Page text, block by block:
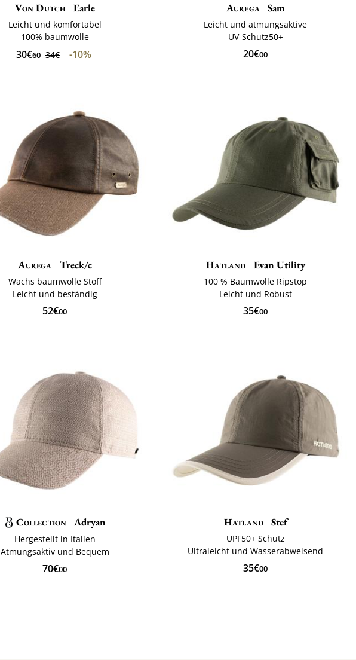
Von Dutch Earle
Leicht und komfortabel
100% baumwolle
30€60 34€ -10%
Aurega Sam
Leicht und atmungsaktive
UV-Schutz50+
20€00
Aurega Treck/c
Wachs baumwolle Stoff
Leicht und beständig
52€00
Hatland Evan Utility
100 % Baumwolle Ripstop
Leicht und Robust
35€00
Collection Adryan
Hergestellt in Italien
Atmungsaktiv und Bequem
70€00
Hatland Stef
UPF50+ Schutz
Ultraleicht und Wasserabweisend
35€00